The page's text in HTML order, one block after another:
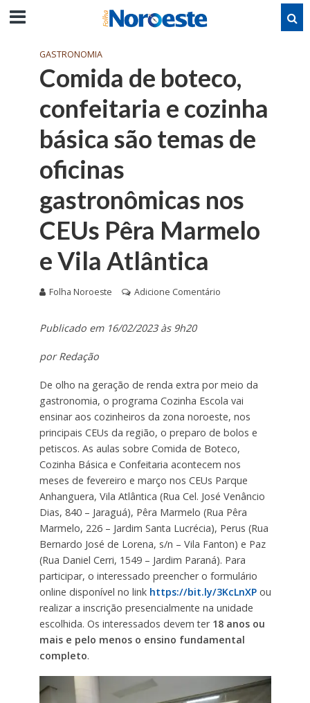
GASTRONOMIA
Comida de boteco,
confeitaria e cozinha
básica são temas de
oficinas
gastronômicas nos
CEUs Pêra Marmelo
e Vila Atlântica
Folha Noroeste Adicione Comentário
Publicado em 16/02/2023 às 9h20
por Redação
De olho na geração de renda extra por meio da
gastronomia, o programa Cozinha Escola vai
ensinar aos cozinheiros da zona noroeste, nos
principais CEUs da região, o preparo de bolos e
petiscos. As aulas sobre Comida de Boteco,
Cozinha Básica e Confeitaria acontecem nos
meses de fevereiro e março nos CEUs Parque
Anhanguera, Vila Atlântica (Rua Cel. José Venâncio
Dias, 840 – Jaraguá), Pêra Marmelo (Rua Pêra
Marmelo, 226 – Jardim Santa Lucrécia), Perus (Rua
Bernardo José de Lorena, s/n – Vila Fanton) e Paz
(Rua Daniel Cerri, 1549 – Jardim Paraná). Para
participar, o interessado preencher o formulário
online disponível no link https://bit.ly/3KcLnXP ou
realizar a inscrição presencialmente na unidade
escolhida. Os interessados devem ter 18 anos ou
mais e pelo menos o ensino fundamental
completo.